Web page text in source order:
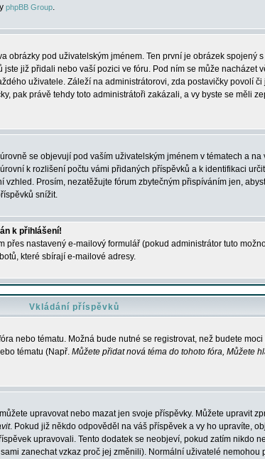
phpBB Group.
obrázky pod uživatelským jménem. Ten první je obrázek spojený
již přidali nebo vaší pozici ve fóru. Pod ním se může nacházet
uživatele. Záleží na administrátorovi, zda postavičky povolí
pak právě tehdy toto administrátoři zakázali, a vy byste se měli
se objevují pod vaším uživatelským jménem v tématech a
k rozlišení počtu vámi přidaných příspěvků a k identifikaci
Prosím, nezatěžujte fórum zbytečným přispíváním jen,
snížit.
k přihlášení!
nastavený e-mailový formulář (pokud administrátor tuto
které sbírají e-mailové adresy.
Vkládání příspěvků
nebo tématu. Možná bude nutné se registrovat, než budete
tématu (Např. Můžete přidat nová téma do tohoto fóra, Můžete
upravovat nebo mazat jen svoje příspěvky. Můžete upravit
. Pokud již někdo odpověděl na váš příspěvek a vy ho upravíte,
upravovali. Tento dodatek se neobjeví, pokud zatím nikdo
zanechat vzkaz proč jej změnili). Normální uživatelé nemohou